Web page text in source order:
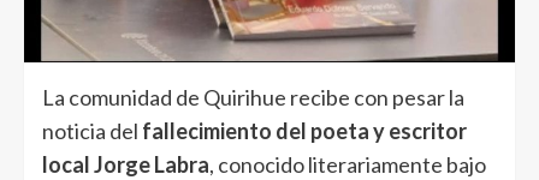
La comunidad de Quirihue recibe con pesar la
noticia del fallecimiento del poeta y escritor
local Jorge Labra, conocido literariamente bajo